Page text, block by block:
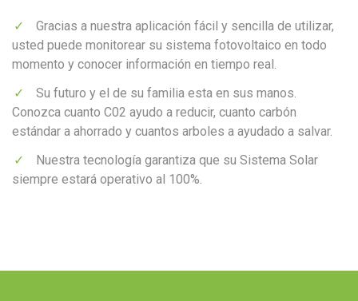
Gracias a nuestra aplicación fácil y sencilla de utilizar,
usted puede monitorear su sistema fotovoltaico en todo
momento y conocer información en tiempo real.
Su futuro y el de su familia esta en sus manos.
Conozca cuanto C02 ayudo a reducir, cuanto carbón
estándar a ahorrado y cuantos arboles a ayudado a salvar.
Nuestra tecnología garantiza que su Sistema Solar
siempre estará operativo al 100%.